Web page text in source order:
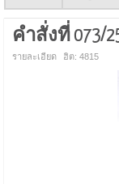
คำสั่งที่ 073/
รายละเอียด ฮิต: 4815